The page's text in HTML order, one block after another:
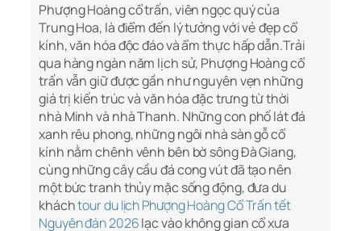
Phượng Hoàng cổ trấn, viên ngọc quý của
Trung Hoa, là điểm đến lý tưởng với vẻ đẹp cổ
kính, văn hóa độc đáo và ẩm thực hấp dẫn.Trải
qua hàng ngàn năm lịch sử, Phượng Hoàng cổ
trấn vẫn giữ được gần như nguyên vẹn những
giá trị kiến trúc và văn hóa đặc trưng từ thời
nhà Minh và nhà Thanh. Những con phố lát đá
xanh rêu phong, những ngôi nhà sàn gỗ cổ
kính nằm chênh vênh bên bờ sông Đà Giang,
cùng những cây cầu đá cong vút đã tạo nên
một bức tranh thủy mặc sống động, đưa du
kháchtour du lịch Phượng Hoàng Cổ Trấn tết
Nguyên đán 2026lạc vào không gian cổ xưa